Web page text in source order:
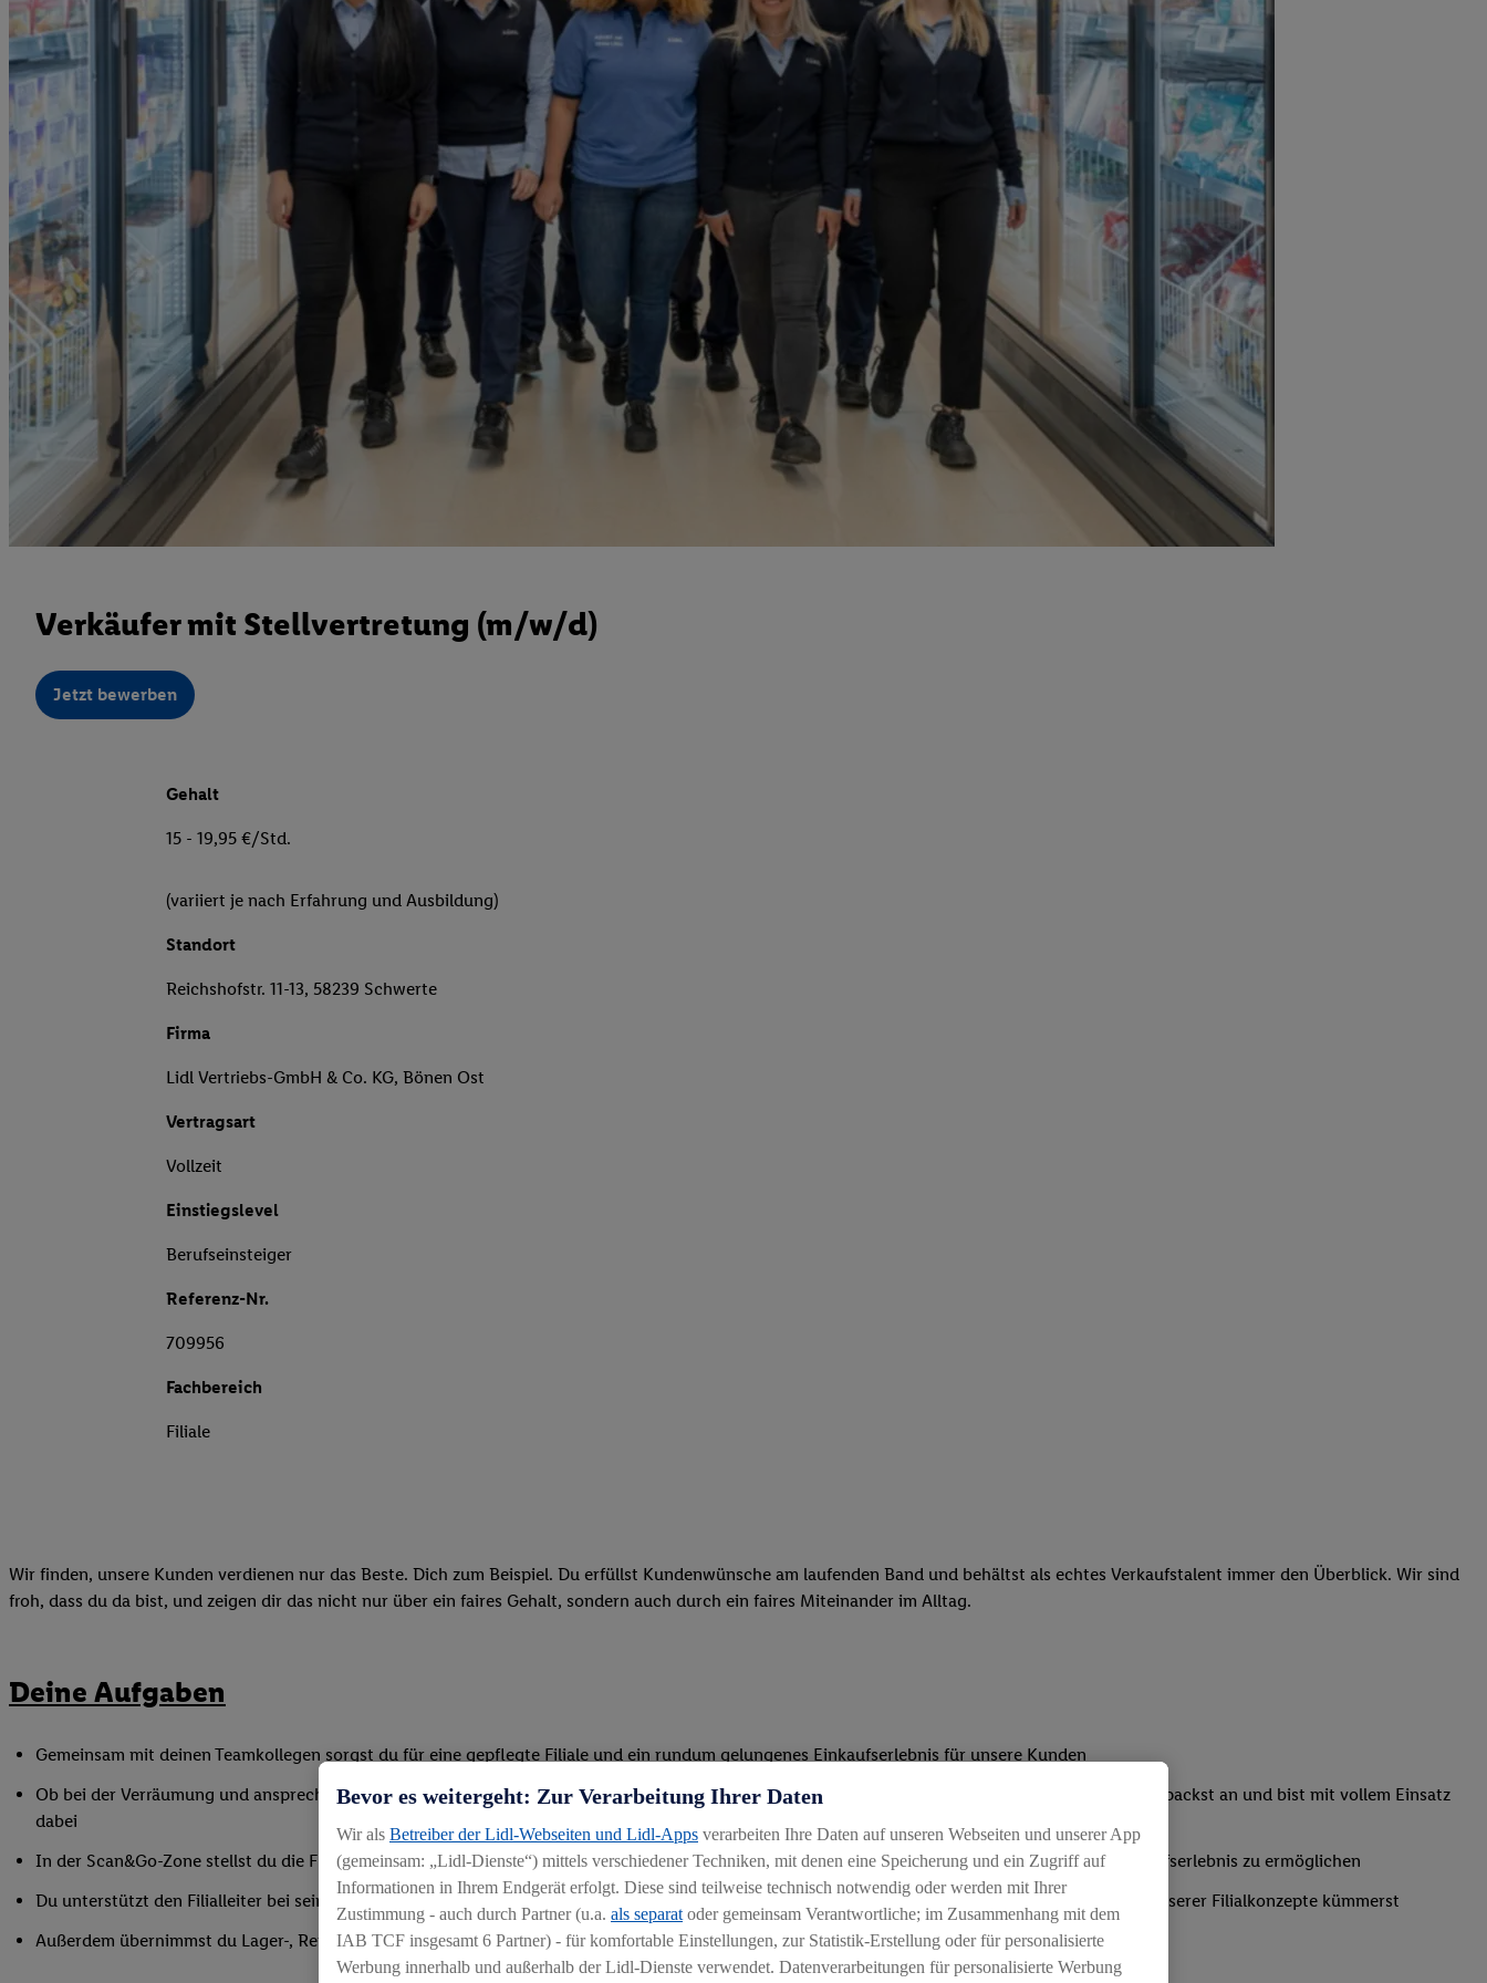
Verkäufer mit Stellvertretung (m/w/d)
Jetzt bewerben
Gehalt
15 - 19,95 €/Std.
(variiert je nach Erfahrung und Ausbildung)
Standort
Reichshofstr. 11-13, 58239 Schwerte
Firma
Lidl Vertriebs-GmbH & Co. KG, Bönen Ost
Vertragsart
Vollzeit
Einstiegslevel
Berufseinsteiger
Referenz-Nr.
709956
Fachbereich
Filiale
Wir finden, unsere Kunden verdienen nur das Beste. Dich zum Beispiel. Du erfüllst Kundenwünsche am laufenden Band und behältst als echtes Verkaufstalent immer den Überblick. Wir sind
froh, dass du da bist, und zeigen dir das nicht nur über ein faires Gehalt, sondern auch durch ein faires Miteinander im Alltag.
Deine Aufgaben
Gemeinsam mit deinen Teamkollegen sorgst du für eine gepflegte Filiale und ein rundum gelungenes Einkaufserlebnis für unsere Kunden
Ob bei der Verräumung und ansprechenden Präsentation der Ware, beim Backen oder beim Kassieren mit unseren modernen Kassensystemen: Du packst an und bist mit vollem Einsatz
dabei
In der Scan&Go-Zone stellst du die Funktionsfähigkeit sicher, begeisterst Kunden für das System und bietest Hilfestellung, um ein positives Einkaufserlebnis zu ermöglichen
Du unterstützt den Filialleiter bei seinen Aufgaben, indem du Schichten führst, die Aufgabenverteilung koordinierst und dich um die Umsetzung unserer Filialkonzepte kümmerst
Außerdem übernimmst du Lager-, Reinigungs- und Inventurarbeiten
Bevor es weitergeht: Zur Verarbeitung Ihrer Daten
Wir als Betreiber der Lidl-Webseiten und Lidl-Apps verarbeiten Ihre Daten auf unseren Webseiten und unserer App
(gemeinsam: „Lidl-Dienste“) mittels verschiedener Techniken, mit denen eine Speicherung und ein Zugriff auf
Informationen in Ihrem Endgerät erfolgt. Diese sind teilweise technisch notwendig oder werden mit Ihrer
Zustimmung - auch durch Partner (u.a. als separat oder gemeinsam Verantwortliche; im Zusammenhang mit dem
IAB TCF insgesamt 6 Partner) - für komfortable Einstellungen, zur Statistik-Erstellung oder für personalisierte
Werbung innerhalb und außerhalb der Lidl-Dienste verwendet. Datenverarbeitungen für personalisierte Werbung